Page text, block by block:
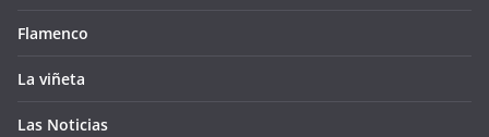
Flamenco
La viñeta
Las Noticias